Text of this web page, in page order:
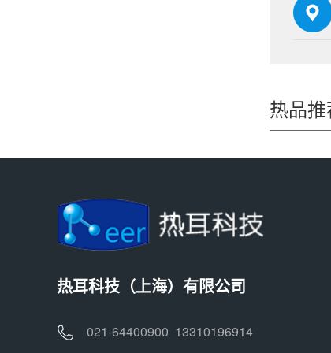
热品
热耳科技（上海）有限公司
021-64400900 13310196914